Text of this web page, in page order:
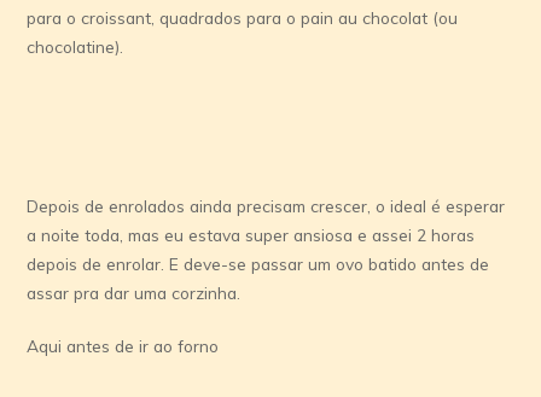
para o croissant, quadrados para o pain au chocolat (ou
chocolatine).
Depois de enrolados ainda precisam crescer, o ideal é esperar
a noite toda, mas eu estava super ansiosa e assei 2 horas
depois de enrolar. E deve-se passar um ovo batido antes de
assar pra dar uma corzinha.
Aqui antes de ir ao forno